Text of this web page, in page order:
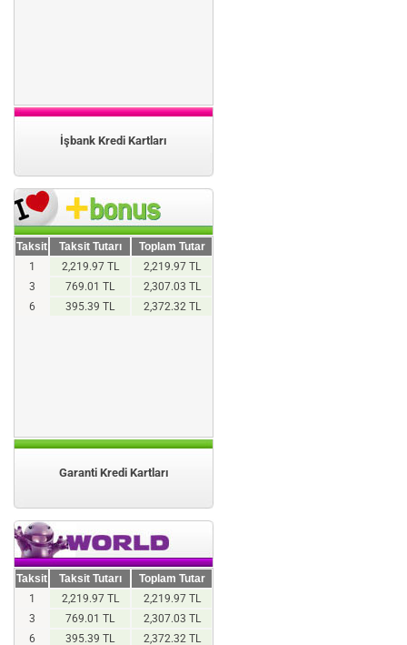
İşbank Kredi Kartları
Taksit Taksit Tutarı
Toplam Tutar
1
2,219.97 TL
2,219.97 TL
3
769.01 TL
2,307.03 TL
6
395.39 TL 2,372.32 TL
Garanti Kredi Kartları
Taksit Taksit Tutarı
Toplam Tutar
1
2,219.97 TL
2,219.97 TL
3
769.01 TL
2,307.03 TL
6
395.39 TL 2,372.32 TL